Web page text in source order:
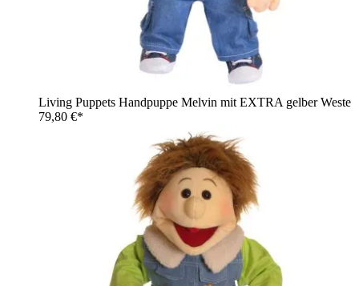
Living Puppets Handpuppe Melvin mit EXTRA gelber Weste
79,80 €*